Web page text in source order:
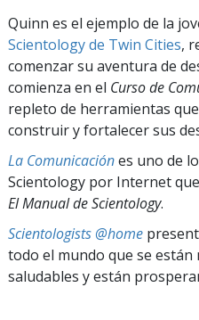
Quinn es el ejemplo de la
Scientology de Twin Cities,
comenzar su aventura de
comienza en el Curso de
repleto de herramientas
construir y fortalecer sus
La Comunicaciónes uno de
Scientology por Internet
El Manual de Scientology.
Scientologists @home
todo el mundo que se
saludables y están